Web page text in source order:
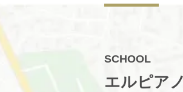
SCHOOL
エルピア